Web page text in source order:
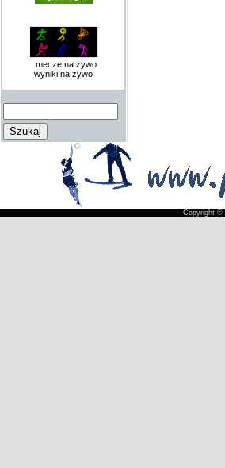
mecze na żywo
wyniki na żywo
Copyright ©